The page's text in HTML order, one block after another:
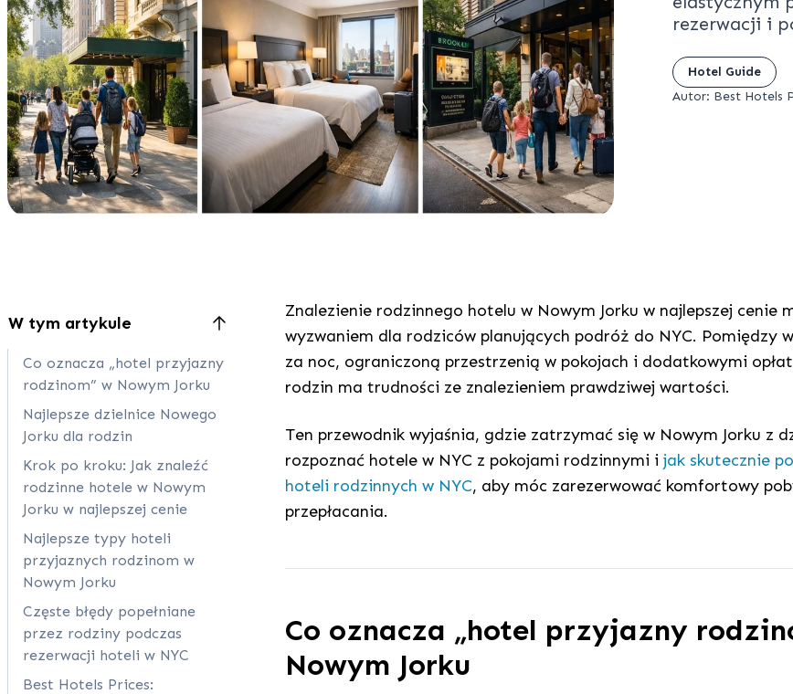
rezerwacji i
Hotel Guide
Autor: Best Hotels
W tym artykule
Co oznacza „hotel przyjazny
rodzinom” w Nowym Jorku
Najlepsze dzielnice Nowego
Jorku dla rodzin
Krok po kroku: Jak znaleźć
rodzinne hotele w Nowym
Jorku w najlepszej cenie
Najlepsze typy hoteli
przyjaznych rodzinom w
Nowym Jorku
Częste błędy popełniane
przez rodziny podczas
rezerwacji hoteli w NYC
Best Hotels Prices:
Znalezienie rodzinnego hotelu w Nowym Jorku w najlepszej cenie
wyzwaniem dla rodziców planujących podróż do NYC. Pomiędzy
za noc, ograniczoną przestrzenią w pokojach i dodatkowymi
rodzin ma trudności ze znalezieniem prawdziwej wartości.
Ten przewodnik wyjaśnia, gdzie zatrzymać się w Nowym Jorku z
rozpoznać hotele w NYC z pokojami rodzinnymi i jak skutecznie
hoteli rodzinnych w NYC, aby móc zarezerwować komfortowy
przepłacania.
Co oznacza „hotel przyjazny
Nowym Jorku